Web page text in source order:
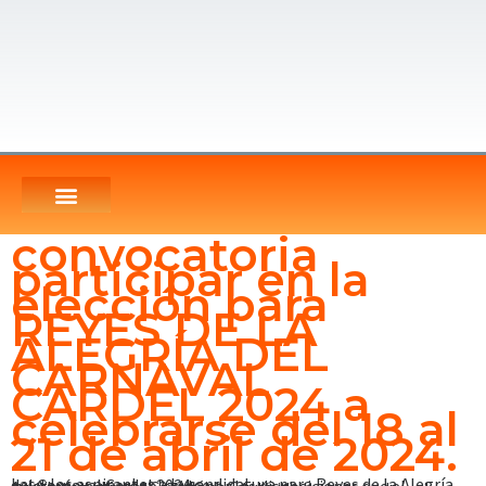
convocatoria
participar en la
elección para
REYES DE LA
ALEGRÍA DEL
CARNAVAL
CARDEL 2024 a
celebrarse del 18 al
21 de abril de 2024.